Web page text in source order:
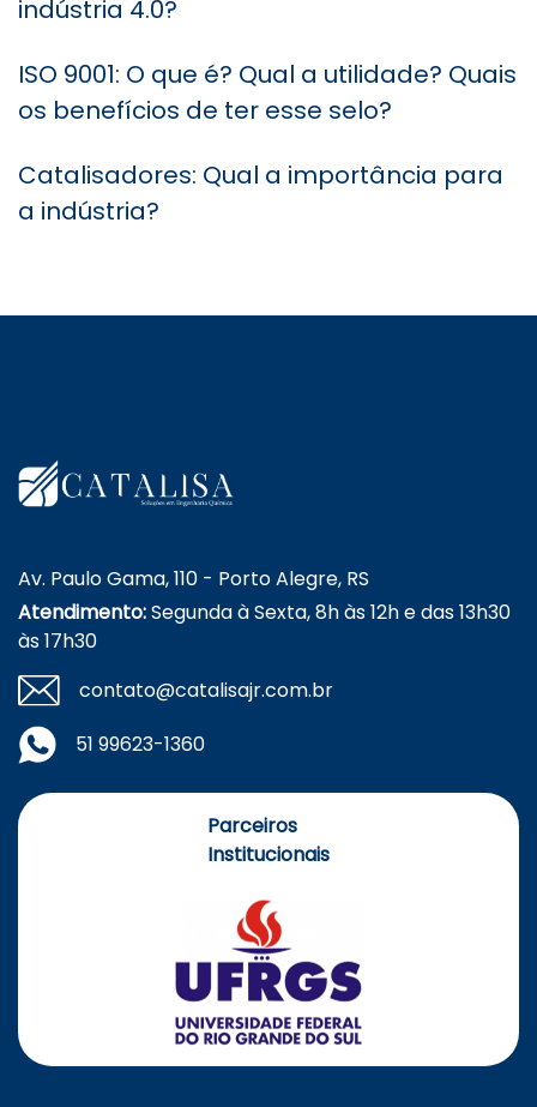
indústria 4.0?
ISO 9001: O que é? Qual a utilidade? Quais
os benefícios de ter esse selo?
Catalisadores: Qual a importância para
a indústria?
Av. Paulo Gama, 110 - Porto Alegre, RS
Atendimento:Segunda à Sexta, 8h às 12h e das 13h30
às 17h30
contato@catalisajr.com.br
51 99623-1360
Parceiros
Institucionais